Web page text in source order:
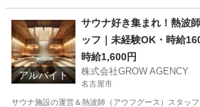
倉庫 通販
アルバイト
サウナ好き集まれ！熱波
ッフ｜未経験OK・時給
時給1,600円
株式会社GROW AGENCY
名古屋市
サウナ施設の運営＆熱波師（アウフグース）スタッ